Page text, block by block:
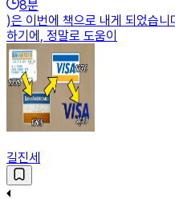
8분
)은 이번에 책으로 내게 되었습
하기에, 정말로 도움이
길진세